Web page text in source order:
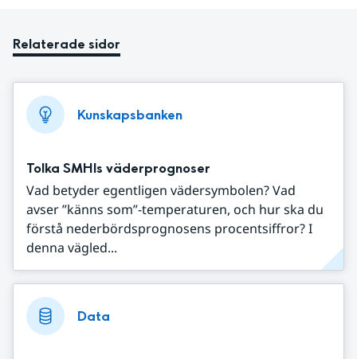
Relaterade sidor
Kunskapsbanken
Tolka SMHIs väderprognoser
Vad betyder egentligen vädersymbolen? Vad
avser ”känns som”-temperaturen, och hur ska du
förstå nederbördsprognosens procentsiffror? I
denna vägled...
Data